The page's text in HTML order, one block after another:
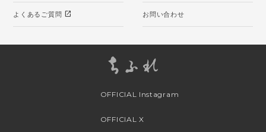
よくあるご質問 open_in_new お問い合わせ
OFFICIAL Instagram
OFFICIAL X